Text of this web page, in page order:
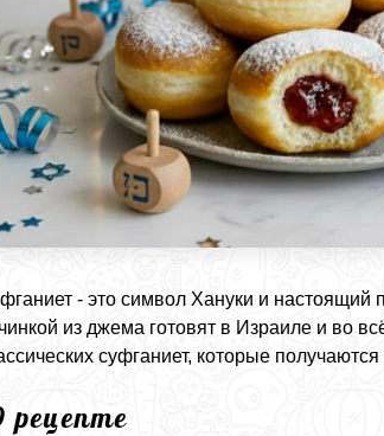
- это символ Хануки и настоящий
из джема готовят в Израиле и во
суфганиет, которые
рецепте